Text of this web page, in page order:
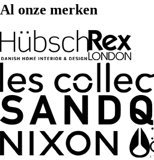
Al onze merken